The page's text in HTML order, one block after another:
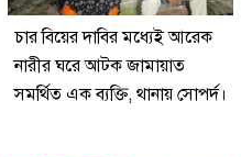
চার বিয়ের দাবির মধ্যেই আরেক
নারীর ঘরে আটক জামায়াত
সমর্থিত এক ব্যক্তি, থানায় সোপর্দ।